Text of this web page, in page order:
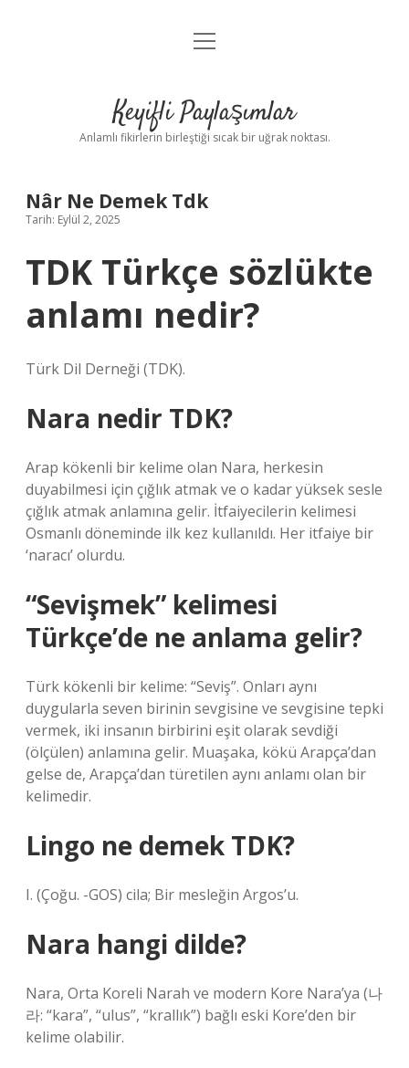
Anasayfa
Yasal Uyarı
menüyü
Keyifli Paylaşımlar
Anlamlı fikirlerin birleştiği sıcak bir uğrak noktası.
Nâr Ne Demek Tdk
Tarih: Eylül 2, 2025
TDK Türkçe sözlükte
anlamı nedir?
Türk Dil Derneği (TDK).
Nara nedir TDK?
Arap kökenli bir kelime olan Nara, herkesin
duyabilmesi için çığlık atmak ve o kadar yüksek sesle
çığlık atmak anlamına gelir. İtfaiyecilerin kelimesi
Osmanlı döneminde ilk kez kullanıldı. Her itfaiye bir
‘naracı’ olurdu.
“Sevişmek” kelimesi
Türkçe’de ne anlama gelir?
Türk kökenli bir kelime: “Seviş”. Onları aynı
duygularla seven birinin sevgisine ve sevgisine tepki
vermek, iki insanın birbirini eşit olarak sevdiği
(ölçülen) anlamına gelir. Muaşaka, kökü Arapça’dan
gelse de, Arapça’dan türetilen aynı anlamı olan bir
kelimedir.
Lingo ne demek TDK?
I. (Çoğu. -GOS) cila; Bir mesleğin Argos’u.
Nara hangi dilde?
Nara, Orta Koreli Narah ve modern Kore Nara’ya (나
라: “kara”, “ulus”, “krallık”) bağlı eski Kore’den bir
kelime olabilir.